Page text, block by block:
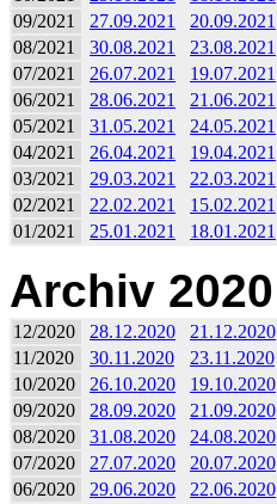
09/2021
27.09.2021 20.09.2021
08/2021
30.08.2021 23.08.2021
07/2021
26.07.2021 19.07.2021
06/2021
28.06.2021 21.06.2021
05/2021
31.05.2021 24.05.2021
04/2021
26.04.2021 19.04.2021
03/2021
29.03.2021 22.03.2021
02/2021
22.02.2021 15.02.2021
01/2021
25.01.2021 18.01.2021
Archiv 2020
12/2020 28.12.2020 21.12.2020
11/2020
30.11.2020 23.11.2020
10/2020
26.10.2020 19.10.2020
09/2020
28.09.2020 21.09.2020
08/2020
31.08.2020 24.08.2020
07/2020
27.07.2020 20.07.2020
06/2020
29.06.2020 22.06.2020